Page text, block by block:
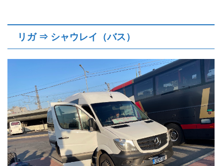
リガ ⇒ シャウレイ（バス）